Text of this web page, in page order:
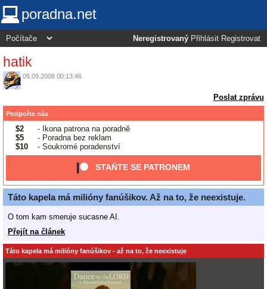
poradna.net
Neregistrovaný Přihlásit Registrovat
hatik
05.09.2008 00:13:46
Poslat zprávu
Podpořte nás
$2
- Ikona patrona na poradně
$5
- Poradna bez reklam
$10
- Soukromé poradenství
STAŇTE SE PATRONEM
Táto kapela má milióny fanúšikov. Až na to, že neexistuje.
O tom kam smeruje sucasne AI.
Přejít na článek
Táto kapela má milióny fanúšikov - až na to, že neexistuje